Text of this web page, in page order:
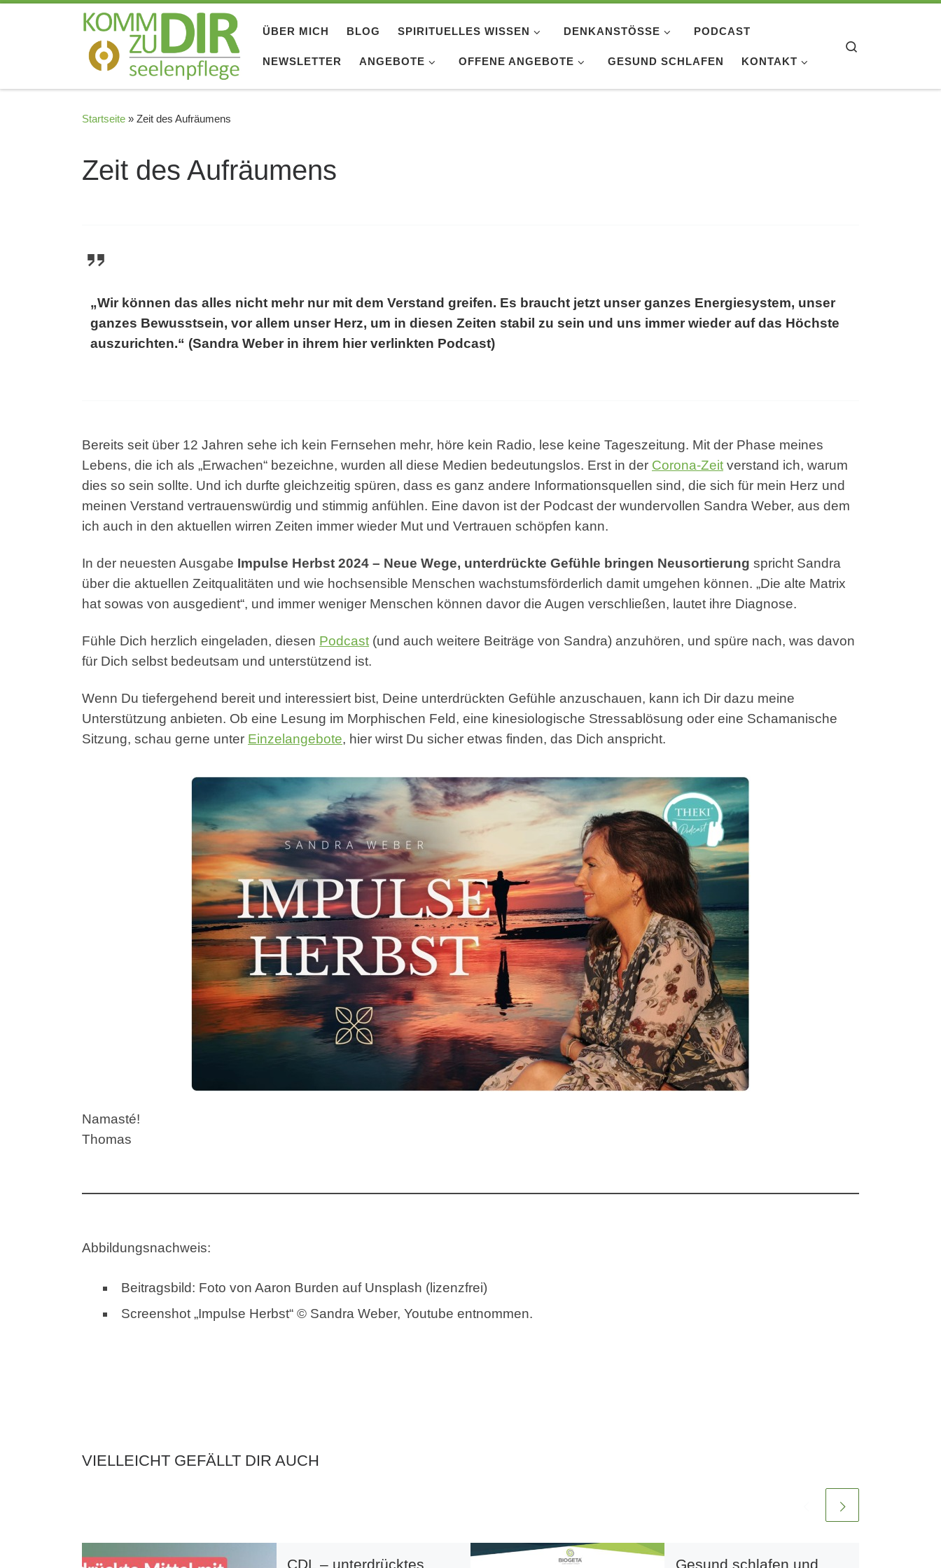
Zum Inhalt springen
ÜBER MICH
BLOG SPIRITUELLES WISSEN DENKANSTÖSSE PODCAST
NEWSLETTER ANGEBOTE OFFENE ANGEBOTE GESUND SCHLAFEN KONTAKT
Startseite » Zeit des Aufräumens
Zeit des Aufräumens
„Wir können das alles nicht mehr nur mit dem Verstand greifen. Es braucht jetzt unser ganzes Energiesystem, unser
ganzes Bewusstsein, vor allem unser Herz, um in diesen Zeiten stabil zu sein und uns immer wieder auf das Höchste
auszurichten.“ (Sandra Weber in ihrem hier verlinkten Podcast)
Bereits seit über 12 Jahren sehe ich kein Fernsehen mehr, höre kein Radio, lese keine Tageszeitung. Mit der Phase meines
Lebens, die ich als „Erwachen“ bezeichne, wurden all diese Medien bedeutungslos. Erst in der Corona-Zeit verstand ich, warum
dies so sein sollte. Und ich durfte gleichzeitig spüren, dass es ganz andere Informationsquellen sind, die sich für mein Herz und
meinen Verstand vertrauenswürdig und stimmig anfühlen. Eine davon ist der Podcast der wundervollen Sandra Weber, aus dem
ich auch in den aktuellen wirren Zeiten immer wieder Mut und Vertrauen schöpfen kann.
In der neuesten Ausgabe Impulse Herbst 2024 – Neue Wege, unterdrückte Gefühle bringen Neusortierung spricht Sandra
über die aktuellen Zeitqualitäten und wie hochsensible Menschen wachstumsförderlich damit umgehen können. „Die alte Matrix
hat sowas von ausgedient“, und immer weniger Menschen können davor die Augen verschließen, lautet ihre Diagnose.
Fühle Dich herzlich eingeladen, diesen Podcast (und auch weitere Beiträge von Sandra) anzuhören, und spüre nach, was davon
für Dich selbst bedeutsam und unterstützend ist.
Wenn Du tiefergehend bereit und interessiert bist, Deine unterdrückten Gefühle anzuschauen, kann ich Dir dazu meine
Unterstützung anbieten. Ob eine Lesung im Morphischen Feld, eine kinesiologische Stressablösung oder eine Schamanische
Sitzung, schau gerne unter Einzelangebote, hier wirst Du sicher etwas finden, das Dich anspricht.
Namasté!
Thomas
Abbildungsnachweis:
Beitragsbild: Foto von Aaron Burden auf Unsplash (lizenzfrei)
Screenshot „Impulse Herbst“ © Sandra Weber, Youtube entnommen.
VIELLEICHT GEFÄLLT DIR AUCH
CDL – unterdrücktes
Gesund schlafen und